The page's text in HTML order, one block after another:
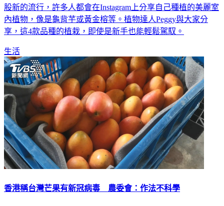
股新的流行，許多人都會在Instagram上分享自己種植的美麗室
內植物，像是龜背芋或黃金榕等。植物達人Peggy與大家分
享，這4款品種的植栽，即使是新手也能輕鬆駕馭。
生活
香港稱台灣芒果有新冠病毒 農委會：作法不科學